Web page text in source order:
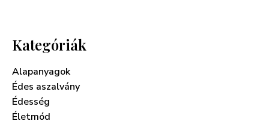
Kategóriák
Alapanyagok
Édes aszalvány
Édesség
Életmód